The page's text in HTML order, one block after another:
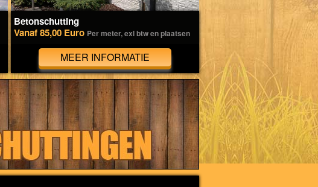
Betonschutting
Vanaf 85,00 Euro Per meter, exl btw en plaatsen
MEER INFORMATIE